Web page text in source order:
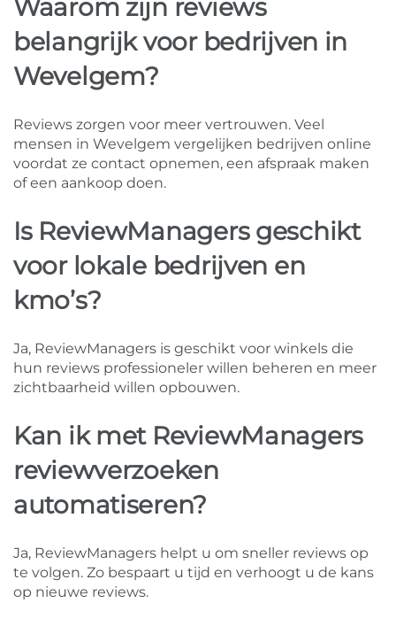
Waarom zijn reviews
belangrijk voor bedrijven in
Wevelgem?
Reviews zorgen voor meer vertrouwen. Veel
mensen in Wevelgem vergelijken bedrijven online
voordat ze contact opnemen, een afspraak maken
of een aankoop doen.
Is ReviewManagers geschikt
voor lokale bedrijven en
kmo’s?
Ja, ReviewManagers is geschikt voor winkels die
hun reviews professioneler willen beheren en meer
zichtbaarheid willen opbouwen.
Kan ik met ReviewManagers
reviewverzoeken
automatiseren?
Ja, ReviewManagers helpt u om sneller reviews op
te volgen. Zo bespaart u tijd en verhoogt u de kans
op nieuwe reviews.